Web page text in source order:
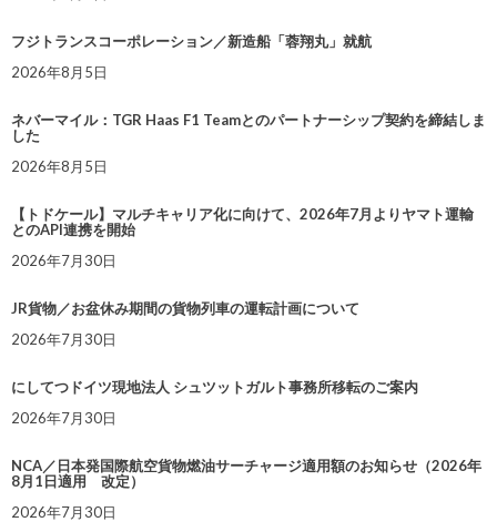
フジトランスコーポレーション／新造船「蓉翔丸」就航
2026年8月5日
ネバーマイル：TGR Haas F1 Teamとのパートナーシップ契約を締結しま
した
2026年8月5日
【トドケール】マルチキャリア化に向けて、2026年7月よりヤマト運輸
とのAPI連携を開始
2026年7月30日
JR貨物／お盆休み期間の貨物列車の運転計画について
2026年7月30日
にしてつドイツ現地法人 シュツットガルト事務所移転のご案内
2026年7月30日
NCA／日本発国際航空貨物燃油サーチャージ適用額のお知らせ（2026年
8月1日適用 改定）
2026年7月30日